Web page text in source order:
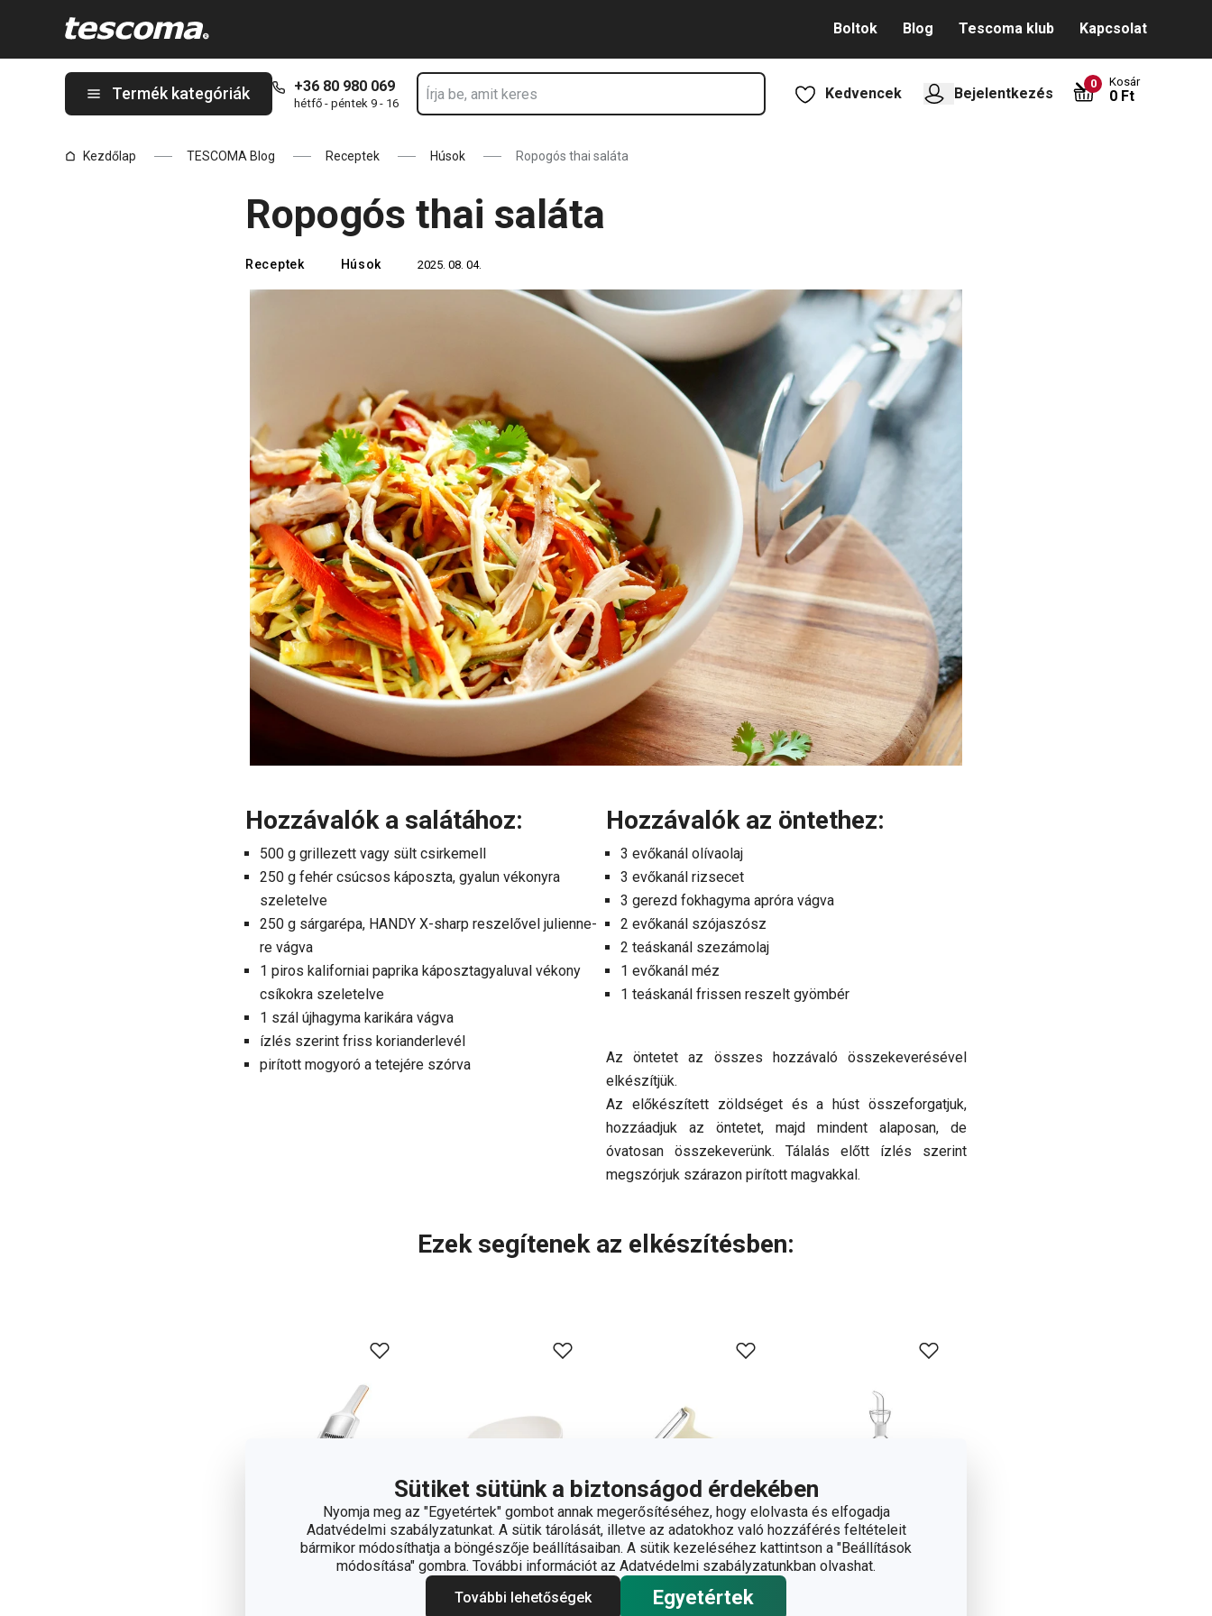
Sütiket sütünk a biztonságod érdekében
Nyomja meg az "Egyetértek" gombot annak megerősítéséhez, hogy elolvasta és elfogadja
Adatvédelmi szabályzatunkat. A sütik tárolását, illetve az adatokhoz való hozzáférés feltételeit
bármikor módosíthatja a böngészője beállításaiban. A sütik kezeléséhez kattintson a "Beállítások
módosítása" gombra. További információt az Adatvédelmi szabályzatunkban olvashat.
További lehetőségek
Egyetértek
Boltok Blog Tescoma klub Kapcsolat
Termék kategóriák +36 80 980 069
hétfő - péntek 9 - 16
Kedvencek Bejelentkezés
0 Kosár
0 Ft
Kezdőlap TESCOMA Blog Receptek Húsok Ropogós thai saláta
Ropogós thai saláta
Receptek Húsok 2025. 08. 04.
Hozzávalók a salátához:
500 g grillezett vagy sült csirkemell
250 g fehér csúcsos káposzta, gyalun vékonyra
szeletelve
250 g sárgarépa, HANDY X-sharp reszelővel julienne-
re vágva
1 piros kaliforniai paprika káposztagyaluval vékony
csíkokra szeletelve
1 szál újhagyma karikára vágva
ízlés szerint friss korianderlevél
pirított mogyoró a tetejére szórva
Hozzávalók az öntethez:
3 evőkanál olívaolaj
3 evőkanál rizsecet
3 gerezd fokhagyma apróra vágva
2 evőkanál szójaszósz
2 teáskanál szezámolaj
1 evőkanál méz
1 teáskanál frissen reszelt gyömbér
Az öntetet az összes hozzávaló összekeverésével
elkészítjük.
Az előkészített zöldséget és a húst összeforgatjuk,
hozzáadjuk az öntetet, majd mindent alaposan, de
óvatosan összekeverünk. Tálalás előtt ízlés szerint
megszórjuk szárazon pirított magvakkal.
Ezek segítenek az elkészítésben:
FANCY HOME
PRESTO Expert